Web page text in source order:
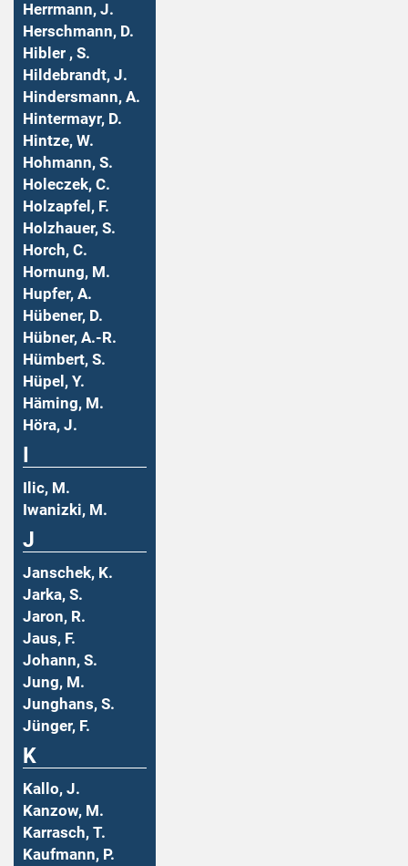
Herrmann, J.
Herschmann, D.
Hibler , S.
Hildebrandt, J.
Hindersmann, A.
Hintermayr, D.
Hintze, W.
Hohmann, S.
Holeczek, C.
Holzapfel, F.
Holzhauer, S.
Horch, C.
Hornung, M.
Hupfer, A.
Hübener, D.
Hübner, A.-R.
Hümbert, S.
Hüpel, Y.
Häming, M.
Höra, J.
Ilic, M.
Iwanizki, M.
J
Janschek, K.
Jarka, S.
Jaron, R.
Jaus, F.
Johann, S.
Jung, M.
Junghans, S.
Jünger, F.
K
Kallo, J.
Kanzow, M.
Karrasch, T.
Kaufmann, P.